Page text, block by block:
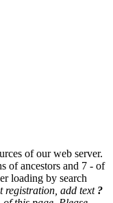
of our web server.
of ancestors and 7 - of
loading by search
registration, add text ?